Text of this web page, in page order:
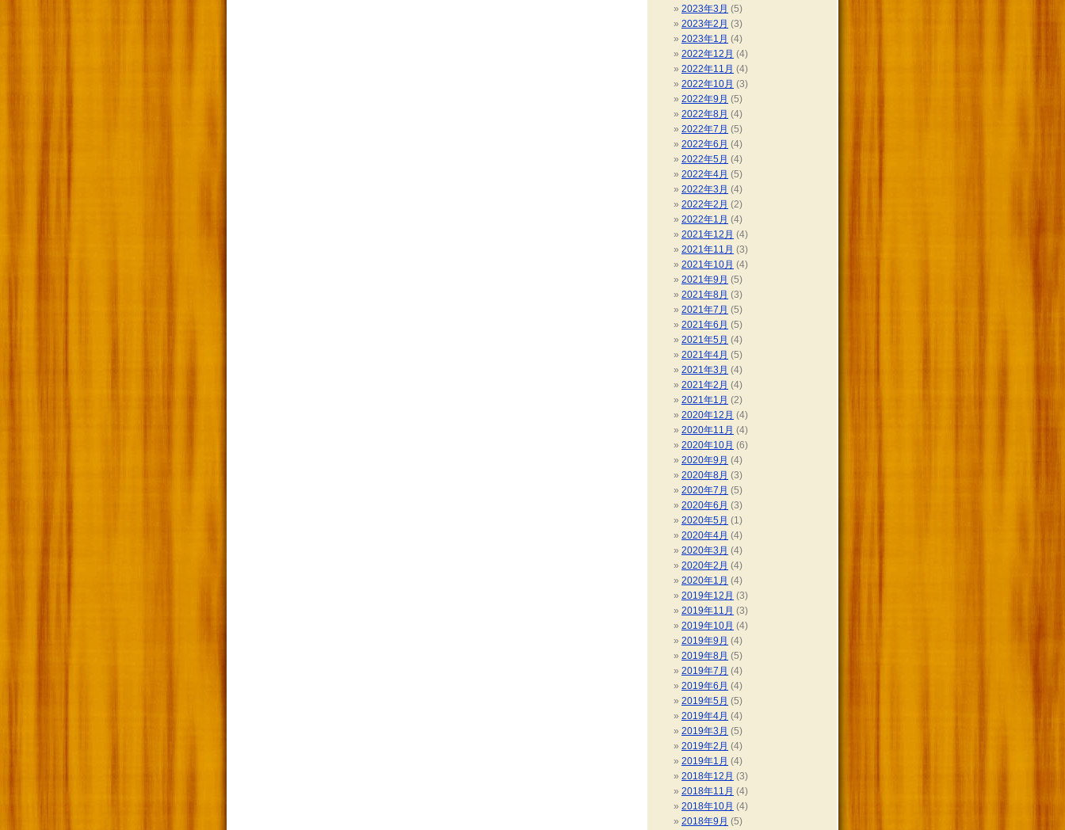
2023年3月 (5)
2023年2月 (3)
2023年1月 (4)
2022年12月 (4)
2022年11月 (4)
2022年10月 (3)
2022年9月 (5)
2022年8月 (4)
2022年7月 (5)
2022年6月 (4)
2022年5月 (4)
2022年4月 (5)
2022年3月 (4)
2022年2月 (2)
2022年1月 (4)
2021年12月 (4)
2021年11月 (3)
2021年10月 (4)
2021年9月 (5)
2021年8月 (3)
2021年7月 (5)
2021年6月 (5)
2021年5月 (4)
2021年4月 (5)
2021年3月 (4)
2021年2月 (4)
2021年1月 (2)
2020年12月 (4)
2020年11月 (4)
2020年10月 (6)
2020年9月 (4)
2020年8月 (3)
2020年7月 (5)
2020年6月 (3)
2020年5月 (1)
2020年4月 (4)
2020年3月 (4)
2020年2月 (4)
2020年1月 (4)
2019年12月 (3)
2019年11月 (3)
2019年10月 (4)
2019年9月 (4)
2019年8月 (5)
2019年7月 (4)
2019年6月 (4)
2019年5月 (5)
2019年4月 (4)
2019年3月 (5)
2019年2月 (4)
2019年1月 (4)
2018年12月 (3)
2018年11月 (4)
2018年10月 (4)
2018年9月 (5)